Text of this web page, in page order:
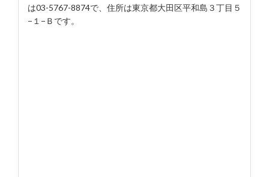
は03-5767-8874で、住所は東京都大田区平和島３丁目５
−１−Ｂです。